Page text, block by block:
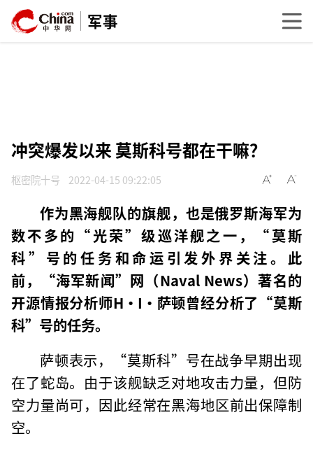
军事
冲突爆发以来 莫斯科号都在干嘛？
枢密院十号 2022-04-15 09:22:05
作为黑海舰队的旗舰，也是俄罗斯海军为
数不多的“光荣”级巡洋舰之一，“莫斯
科”号的任务和命运引发外界关注。此
前，“海军新闻”网（Naval News）著名的
开源情报分析师H·I·萨顿曾经分析了“莫斯
科”号的任务。
萨顿表示，“莫斯科”号在战争早期出现
在了蛇岛。由于该舰缺乏对地攻击力量，但防
空力量尚可，因此经常在黑海地区前出保障制
空。